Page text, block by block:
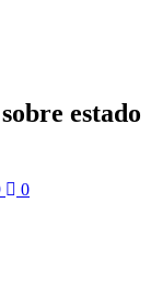
estado
0